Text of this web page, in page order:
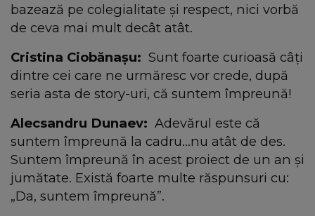
bazează pe colegialitate și respect, nici vorbă
de ceva mai mult decât atât.
Cristina Ciobănașu: Sunt foarte curioasă câți
dintre cei care ne urmăresc vor crede, după
seria asta de story-uri, că suntem împreună!
Alecsandru Dunaev: Adevărul este că
suntem împreună la cadru...nu atât de des.
Suntem împreună în acest proiect de un an și
jumătate. Există foarte multe răspunsuri cu:
„Da, suntem împreună”.